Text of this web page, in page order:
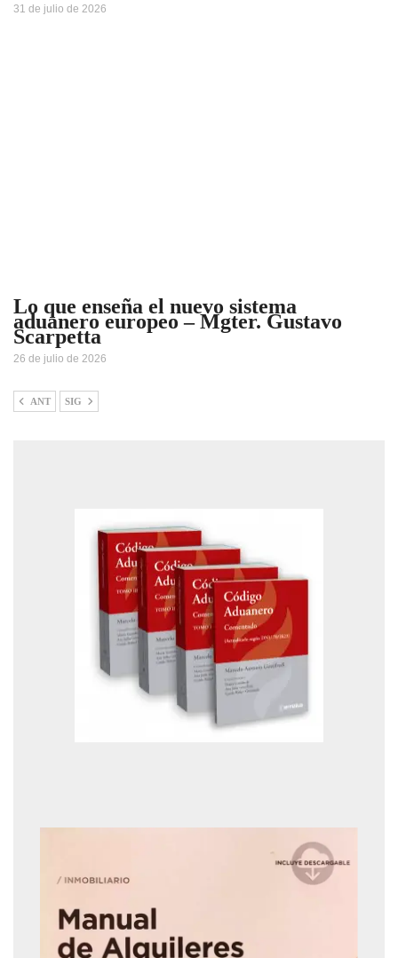
31 de julio de 2026
Lo que enseña el nuevo sistema
aduanero europeo – Mgter. Gustavo
Scarpetta
26 de julio de 2026
ANT SIG